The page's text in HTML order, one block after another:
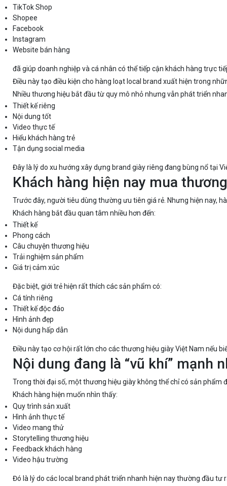
TikTok Shop
Shopee
Facebook
Instagram
Website bán hàng
đã giúp doanh nghiệp và cá nhân có thể tiếp cận khách hàng trực
Điều này tạo điều kiện cho hàng loạt local brand xuất hiện trong
Nhiều thương hiệu bắt đầu từ quy mô nhỏ nhưng vẫn phát triển
Thiết kế riêng
Nội dung tốt
Video thực tế
Hiểu khách hàng trẻ
Tận dụng social media
Đây là lý do xu hướng xây dựng brand giày riêng đang bùng nổ tại
Khách hàng hiện nay mua
Trước đây, người tiêu dùng thường ưu tiên giá rẻ. Nhưng hiện nay,
Khách hàng bắt đầu quan tâm nhiều hơn đến:
Thiết kế
Phong cách
Câu chuyện thương hiệu
Trải nghiệm sản phẩm
Giá trị cảm xúc
Đặc biệt, giới trẻ hiện rất thích các sản phẩm có:
Cá tính riêng
Thiết kế độc đáo
Hình ảnh đẹp
Nội dung hấp dẫn
Điều này tạo cơ hội rất lớn cho các thương hiệu giày Việt Nam nếu
Nội dung đang là “vũ khí” mạnh
Trong thời đại số, một thương hiệu giày không thể chỉ có sản phẩm
Khách hàng hiện muốn nhìn thấy:
Quy trình sản xuất
Hình ảnh thực tế
Video mang thử
Storytelling thương hiệu
Feedback khách hàng
Video hậu trường
Đó là lý do các local brand phát triển nhanh hiện nay thường đầu tư